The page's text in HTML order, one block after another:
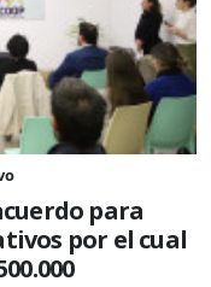
para
por el cual